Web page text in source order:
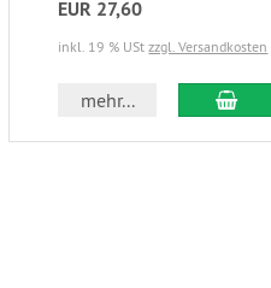
EUR 27,60
inkl. 19 % UStzzgl. Versandkosten
mehr...